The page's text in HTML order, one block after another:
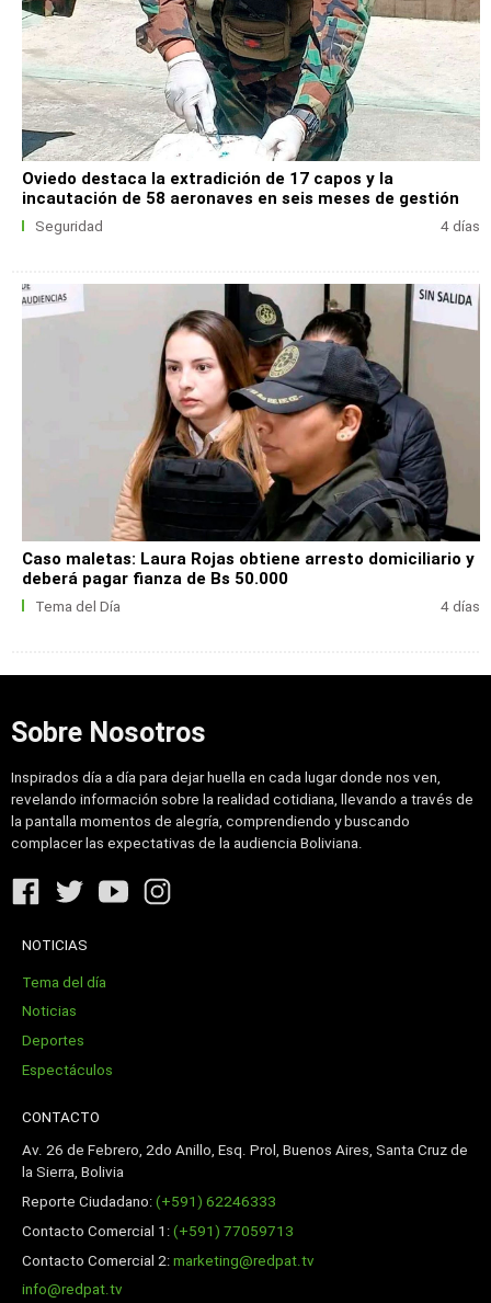
Oviedo destaca la extradición de 17 capos y la
incautación de 58 aeronaves en seis meses de gestión
Seguridad 4 días
Caso maletas: Laura Rojas obtiene arresto domiciliario y
deberá pagar fianza de Bs 50.000
Tema del Día 4 días
Sobre Nosotros
Inspirados día a día para dejar huella en cada lugar donde nos ven,
revelando información sobre la realidad cotidiana, llevando a través de
la pantalla momentos de alegría, comprendiendo y buscando
complacer las expectativas de la audiencia Boliviana.
NOTICIAS
Tema del día
Noticias
Deportes
Espectáculos
CONTACTO
Av. 26 de Febrero, 2do Anillo, Esq. Prol, Buenos Aires, Santa Cruz de
la Sierra, Bolivia
Reporte Ciudadano:(+591) 62246333
Contacto Comercial 1:(+591) 77059713
Contacto Comercial 2:marketing@redpat.tv
info@redpat.tv